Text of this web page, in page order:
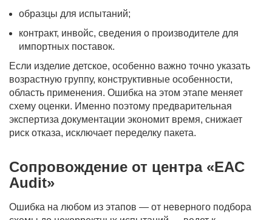
образцы для испытаний;
контракт, инвойс, сведения о производителе для
импортных поставок.
Если изделие детское, особенно важно точно указать
возрастную группу, конструктивные особенности,
область применения. Ошибка на этом этапе меняет
схему оценки. Именно поэтому предварительная
экспертиза документации экономит время, снижает
риск отказа, исключает переделку пакета.
Сопровождение от центра «EAC
Audit»
Ошибка на любом из этапов — от неверного подбора